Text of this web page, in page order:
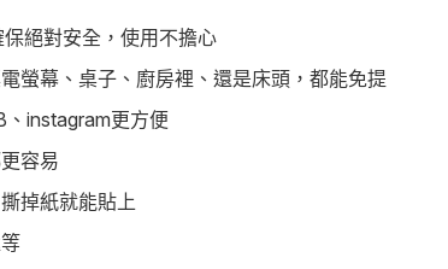
絕對安全，使用不擔心
螢幕、桌子、廚房裡、還是床頭，都能免提
instagram更方便
容易
掉紙就能貼上